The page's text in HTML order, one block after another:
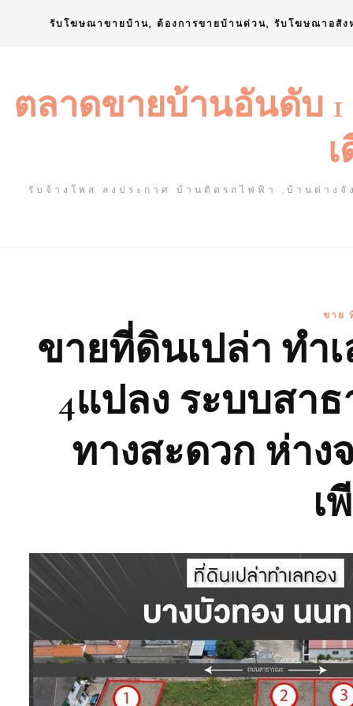
รับโฆษณาขายบ้าน, ต้องการขายบ้านด่วน, รับโฆษณาอสัง
ตลาดขายบ้านอันดับ
รับจ้างโพส ลงประกาศ บ้านติดรถไฟฟ้า ,บ้านต่าง
ขาย
ขายที่ดินเปล่า ทำ
4แปลง ระบบสา
ทางสะดวก ห่า
เ